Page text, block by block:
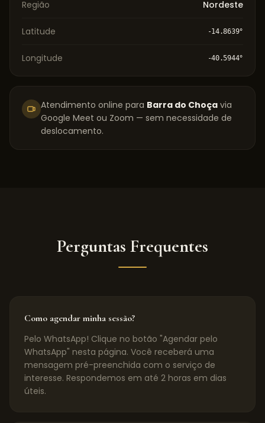
Região Nordeste
Latitude -14.8639°
Longitude -40.5944°
Atendimento online para Barra do Choça via
Google Meet ou Zoom — sem necessidade de
deslocamento.
Perguntas Frequentes
Como agendar minha sessão?
Pelo WhatsApp! Clique no botão "Agendar pelo
WhatsApp" nesta página. Você receberá uma
mensagem pré-preenchida com o serviço de
interesse. Respondemos em até 2 horas em dias
úteis.